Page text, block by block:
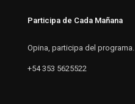
Participa de Cada Mañana
Opina, participa del programa.
+54 353 5625522